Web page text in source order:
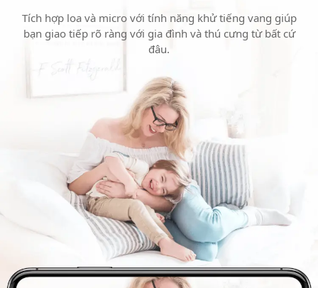
Tích hợp loa và micro với tính năng khử tiếng vang giúp
bạn giao tiếp rõ ràng với gia đình và thú cưng từ bất cứ
đâu.